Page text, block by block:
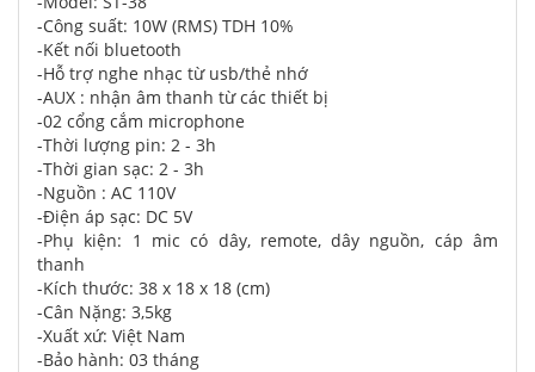
-Công suất: 10W (RMS) TDH 10%
-Kết nối bluetooth
-Hỗ trợ nghe nhạc từ usb/thẻ nhớ
-AUX : nhận âm thanh từ các thiết bị
-02 cổng cắm microphone
-Thời lượng pin: 2 - 3h
-Thời gian sạc: 2 - 3h
-Nguồn : AC 110V
-Điện áp sạc: DC 5V
-Phụ kiện: 1 mic có dây, remote, dây nguồn, cáp âm
thanh
-Kích thước: 38 x 18 x 18 (cm)
-Cân Nặng: 3,5kg
-Xuất xứ: Việt Nam
-Bảo hành: 03 tháng